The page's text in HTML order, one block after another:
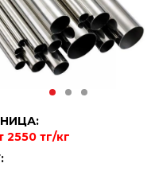
2550 тг/кг